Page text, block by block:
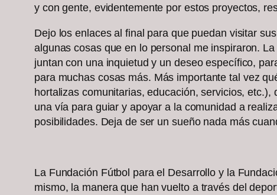
y con gente, evidentemente por estos proyectos,
Dejo los enlaces al final para que puedan visitar
algunas cosas que en lo personal me inspiraron.
juntan con una inquietud y un deseo específico,
para muchas cosas más. Más importante tal vez
hortalizas comunitarias, educación, servicios,
una vía para guiar y apoyar a la comunidad a
posibilidades. Deja de ser un sueño nada más
La Fundación Fútbol para el Desarrollo y la
mismo, la manera que han vuelto a través del